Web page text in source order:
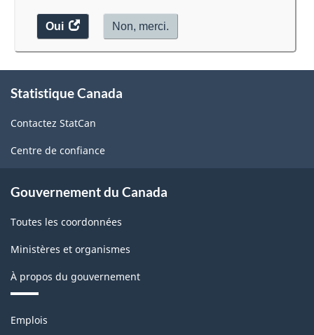
Oui
accéder
au
Non, merci.
propos
ce
site
Statistique Canada
Contactez StatCan
Centre de confiance
Gouvernement du Canada
Toutes les coordonnées
Ministères et organismes
À propos du gouvernement
Thèmes
Emplois